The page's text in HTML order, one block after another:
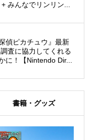
みんなでリンリン...
偵ピカチュウ』最新
査に協力してくれる
に！【Nintendo Dir...
書籍・グッズ